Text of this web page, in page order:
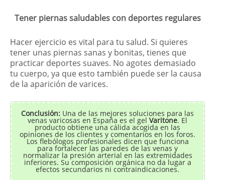
Tener piernas saludables con deportes regulares
Hacer ejercicio es vital para tu salud. Si quieres
tener unas piernas sanas y bonitas, tienes que
practicar deportes suaves. No agotes demasiado
tu cuerpo, ya que esto también puede ser la causa
de la aparición de varices.
Conclusión: Una de las mejores soluciones para las
venas varicosas en España es el gel Varitone. El
producto obtiene una cálida acogida en las
opiniones de los clientes y comentarios en los foros.
Los flebólogos profesionales dicen que funciona
para fortalecer las paredes de las venas y
normalizar la presión arterial en las extremidades
inferiores. Su composición orgánica no da lugar a
efectos secundarios ni contraindicaciones.